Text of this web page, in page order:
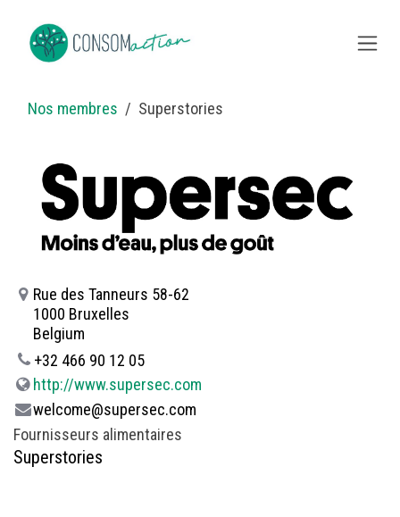
Nos membres Superstories
Rue des Tanneurs 58-62
1000 Bruxelles
Belgium
+32 466 90 12 05
http://www.supersec.com
welcome@supersec.com
Fournisseurs alimentaires
Superstories